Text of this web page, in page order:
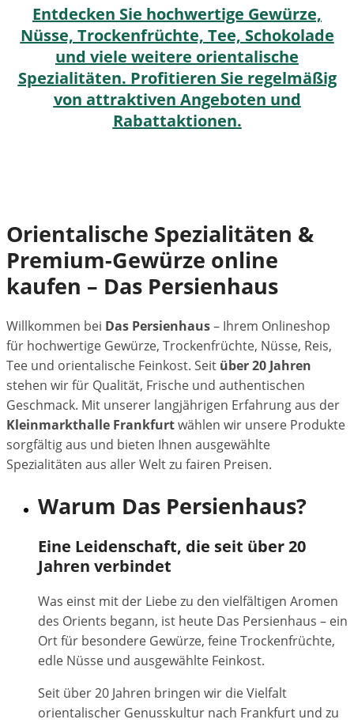
Entdecken Sie hochwertige Gewürze,
Nüsse, Trockenfrüchte, Tee, Schokolade
und viele weitere orientalische
Spezialitäten. Profitieren Sie regelmäßig
von attraktiven Angeboten und
Rabattaktionen.
Orientalische Spezialitäten &
Premium-Gewürze online
kaufen – Das Persienhaus
Willkommen bei Das Persienhaus– Ihrem Onlineshop
für hochwertige Gewürze, Trockenfrüchte, Nüsse, Reis,
Tee und orientalische Feinkost. Seit über 20 Jahren
stehen wir für Qualität, Frische und authentischen
Geschmack. Mit unserer langjährigen Erfahrung aus der
Kleinmarkthalle Frankfurtwählen wir unsere Produkte
sorgfältig aus und bieten Ihnen ausgewählte
Spezialitäten aus aller Welt zu fairen Preisen.
Warum Das Persienhaus?
Eine Leidenschaft, die seit über 20
Jahren verbindet
Was einst mit der Liebe zu den vielfältigen Aromen
des Orients begann, ist heute Das Persienhaus – ein
Ort für besondere Gewürze, feine Trockenfrüchte,
edle Nüsse und ausgewählte Feinkost.
Seit über 20 Jahren bringen wir die Vielfalt
orientalischer Genusskultur nach Frankfurt und zu